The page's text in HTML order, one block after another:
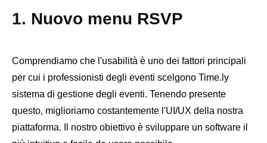
1. Nuovo menu RSVP
Comprendiamo che l'usabilità è uno dei fattori principali
per cui i professionisti degli eventi scelgono Time.ly
sistema di gestione degli eventi. Tenendo presente
questo, miglioriamo costantemente l'UI/UX della nostra
piattaforma. Il nostro obiettivo è sviluppare un software il